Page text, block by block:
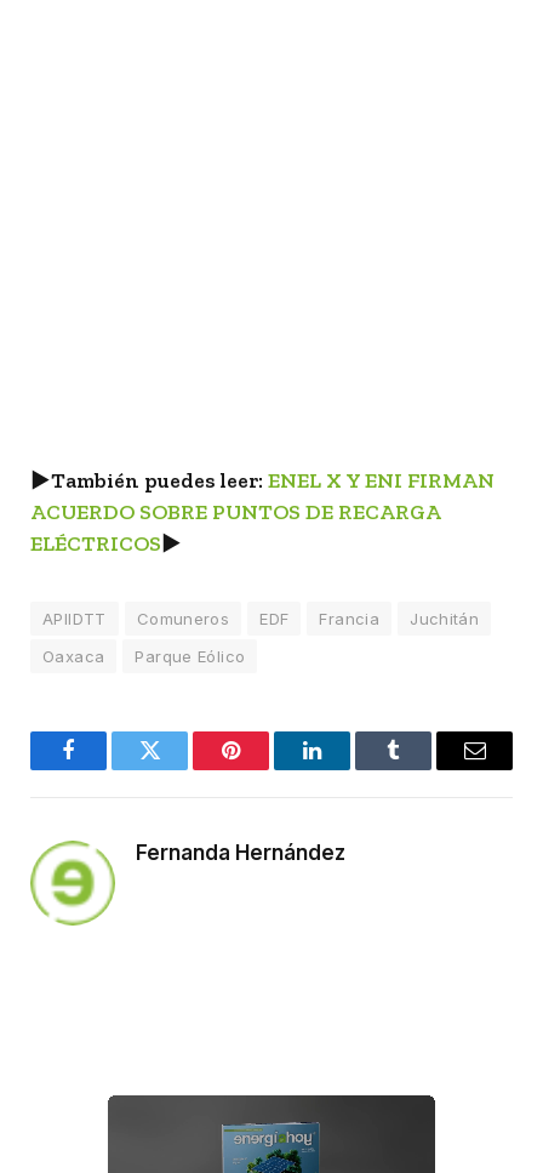
►También puedes leer: ENEL X Y ENI FIRMAN
ACUERDO SOBRE PUNTOS DE RECARGA
ELÉCTRICOS►
APIIDTT Comuneros EDF Francia
Juchitán
Oaxaca
Parque Eólico
FacebookTwitter Pinterest LinkedInTumblr Email
Fernanda Hernández